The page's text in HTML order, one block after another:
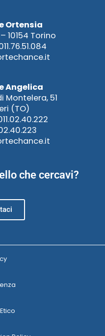
Ortensia
10154 Torino
Angelica
Montelera, 51
(TO)
che cercavi?